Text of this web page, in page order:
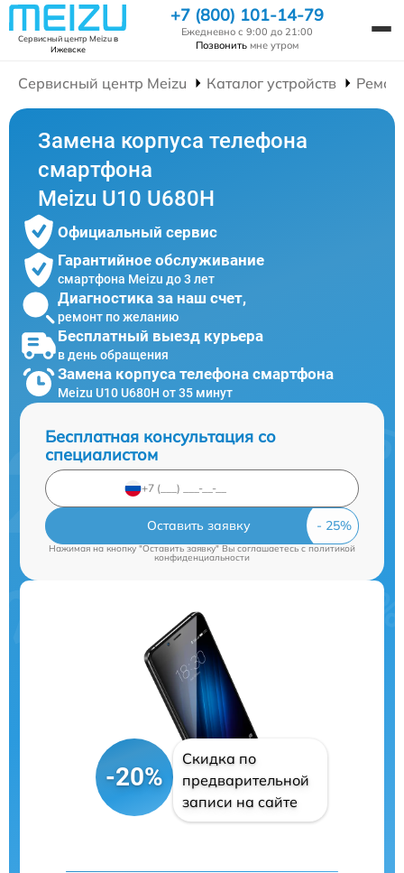
Сервисный центр Meizuв
Ижевске
+7 (800) 101-14-79
Ежедневно с 9:00 до 21:00
Позвонить мне утром
Сервисный центр Meizu Каталог устройств
Замена корпуса телефона
смартфона
Meizu U10 U680H
Официальный сервис
Гарантийное обслуживание
смартфона Meizu до 3 лет
Диагностика за наш счет,
ремонт по желанию
Бесплатный выезд курьера
в день обращения
Замена корпуса телефона смартфона
Meizu U10 U680H от 35 минут
Бесплатная консультация со
специалистом
Оставить заявку
Нажимая на кнопку "Оставить заявку" Вы соглашаетесь cполитикой
конфиденциальности
-20%
Скидка по
предварительной
записи на сайте